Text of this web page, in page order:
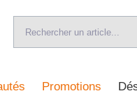
Promotions